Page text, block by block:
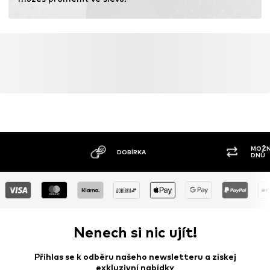
minimalizuje používání chemických hnojiv.
DOBÍRKA
MOŽNOST
DNŮ
Nenech si nic ujít!
Přihlas se k odběru našeho newsletteru a získej
exkluzivní nabídky